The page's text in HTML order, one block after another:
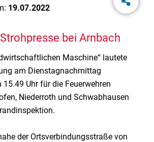
19.07.2022
bei Arnbach
Maschine“ lautete
am Dienstagnachmittag
Uhr für die Feuerwehren
Niederroth und Schwabhausen
der Ortsverbindungsstraße von